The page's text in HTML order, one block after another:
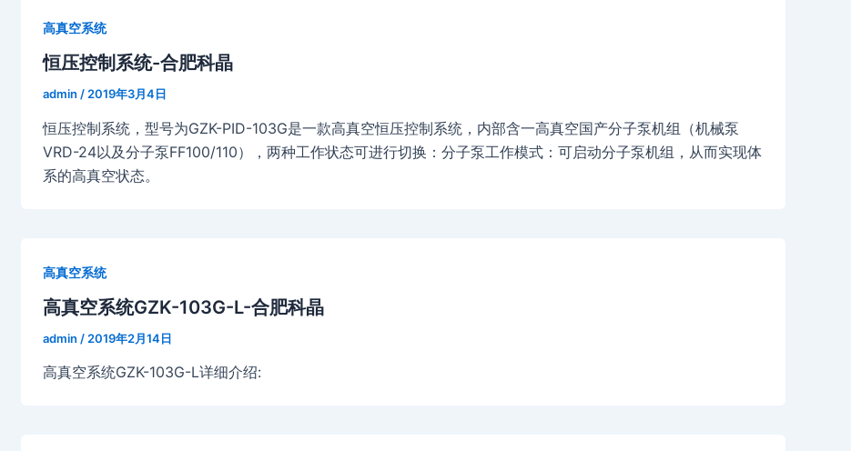
高真空系统
恒压控制系统-合肥科晶
admin / 2019年3月4日
恒压控制系统，型号为GZK-PID-103G是一款高真空恒压控制系统，内部含一高真空国产分子泵机组（机械泵
VRD-24以及分子泵FF100/110），两种工作状态可进行切换：分子泵工作模式：可启动分子泵机组，从而实现体
系的高真空状态。
高真空系统
高真空系统GZK-103G-L-合肥科晶
admin / 2019年2月14日
高真空系统GZK-103G-L详细介绍: